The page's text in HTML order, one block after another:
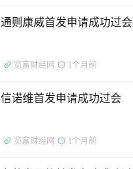
通则康威首发申请成功过会
览富财经网 1个月前
信诺维首发申请成功过会
览富财经网 1个月前